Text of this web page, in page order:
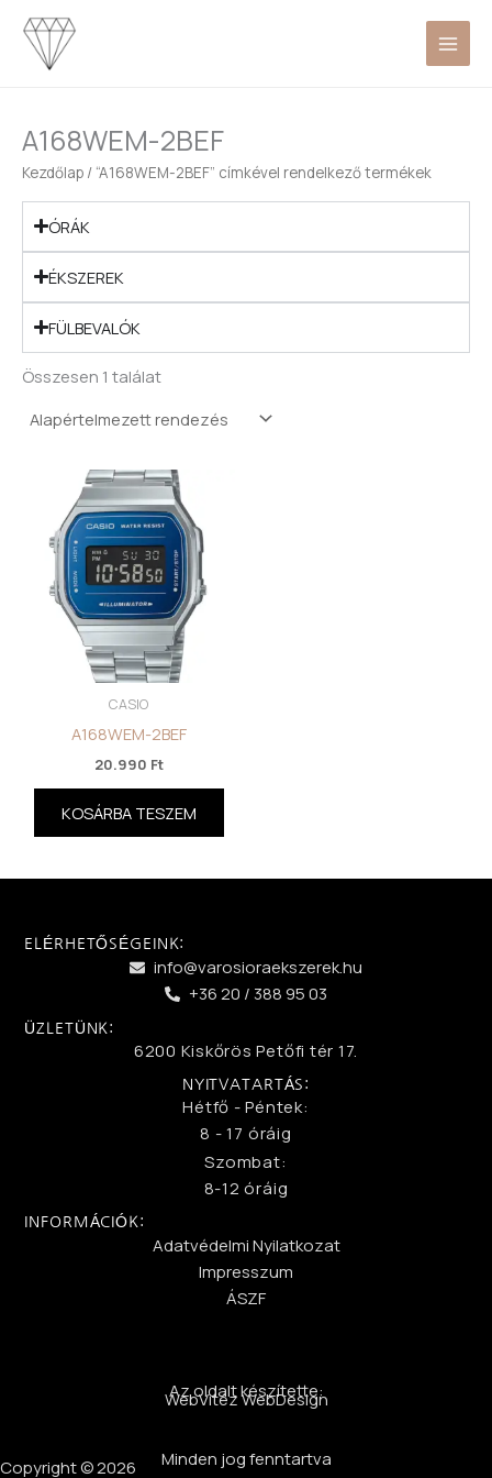
Skip
content
A168WEM-2BEF
Kezdőlap / “A168WEM-2BEF” címkével rendelkező termékek
ÓRÁK
ÉKSZEREK
FÜLBEVALÓK
Összesen 1 találat
CASIO
A168WEM-2BEF
20.990 Ft
KOSÁRBA TESZEM
ELÉRHETŐSÉGEINK:
info@varosioraekszerek.hu
+36 20 / 388 95 03
ÜZLETÜNK:
6200 Kiskőrös Petőfi tér 17.
NYITVATARTÁS:
Hétfő - Péntek:
8 - 17 óráig
Szombat:
8-12 óráig
INFORMÁCIÓK:
Adatvédelmi Nyilatkozat
Impresszum
ÁSZF
Az oldalt készítette:
WebVitéz WebDesign
Minden jog fenntartva
Copyright © 2026